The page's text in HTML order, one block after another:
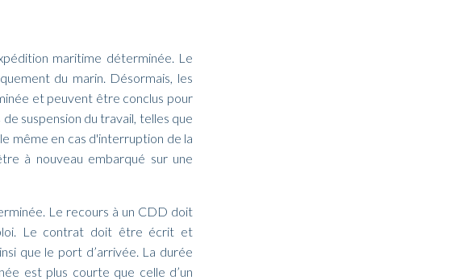
maritime déterminée. Le
du marin. Désormais, les
et peuvent être conclus pour
suspension du travail, telles que
même en cas d'interruption de la
à nouveau embarqué sur une
Le recours à un CDD doit
Le contrat doit être écrit et
que le port d’arrivée. La durée
est plus courte que celle d’un